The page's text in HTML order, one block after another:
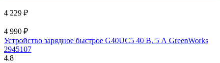
4 229 ₽
4 990 ₽
Устройство зарядное быстрое G40UC5 40 В, 5 А GreenWorks
2945107
4.8